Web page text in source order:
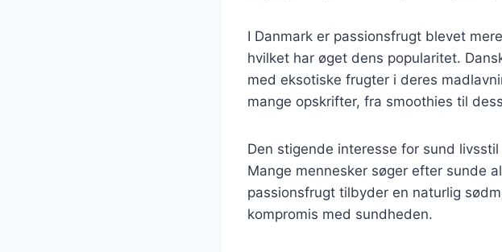
I Danmark er passionsfrugt blevet
hvilket har øget dens popularitet.
med eksotiske frugter i deres
mange opskrifter, fra smoothies til
Den stigende interesse for sund
Mange mennesker søger efter sunde
passionsfrugt tilbyder en naturlig
kompromis med sundheden.